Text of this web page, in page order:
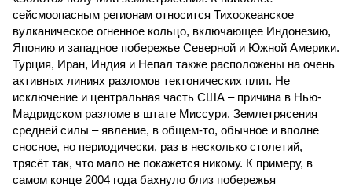
сейсмоопасным регионам относится Тихоокеанское
вулканическое огненное кольцо, включающее Индонезию,
Японию и западное побережье Северной и Южной Америки.
Турция, Иран, Индия и Непал также расположены на очень
активных линиях разломов тектонических плит. Не
исключение и центральная часть США – причина в Нью-
Мадридском разломе в штате Миссури. Землетрясения
средней силы – явление, в общем-то, обычное и вполне
сносное, но периодически, раз в несколько столетий,
трясёт так, что мало не покажется никому. К примеру, в
самом конце 2004 года бахнуло близ побережья